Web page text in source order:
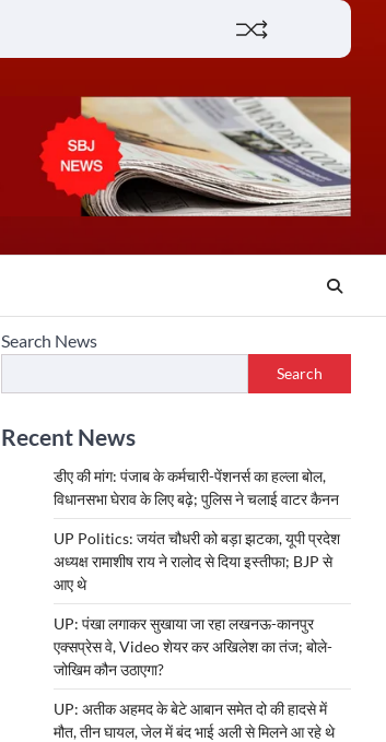
Search News
Search
Recent News
डीए की मांग: पंजाब के कर्मचारी-पेंशनर्स का हल्ला बोल,
विधानसभा घेराव के लिए बढ़े; पुलिस ने चलाई वाटर कैनन
UP Politics: जयंत चौधरी को बड़ा झटका, यूपी प्रदेश
अध्यक्ष रामाशीष राय ने रालोद से दिया इस्तीफा; BJP से
आए थे
UP: पंखा लगाकर सुखाया जा रहा लखनऊ-कानपुर
एक्सप्रेस वे, Video शेयर कर अखिलेश का तंज; बोले-
जोखिम कौन उठाएगा?
UP: अतीक अहमद के बेटे आबान समेत दो की हादसे में
मौत, तीन घायल, जेल में बंद भाई अली से मिलने आ रहे थे